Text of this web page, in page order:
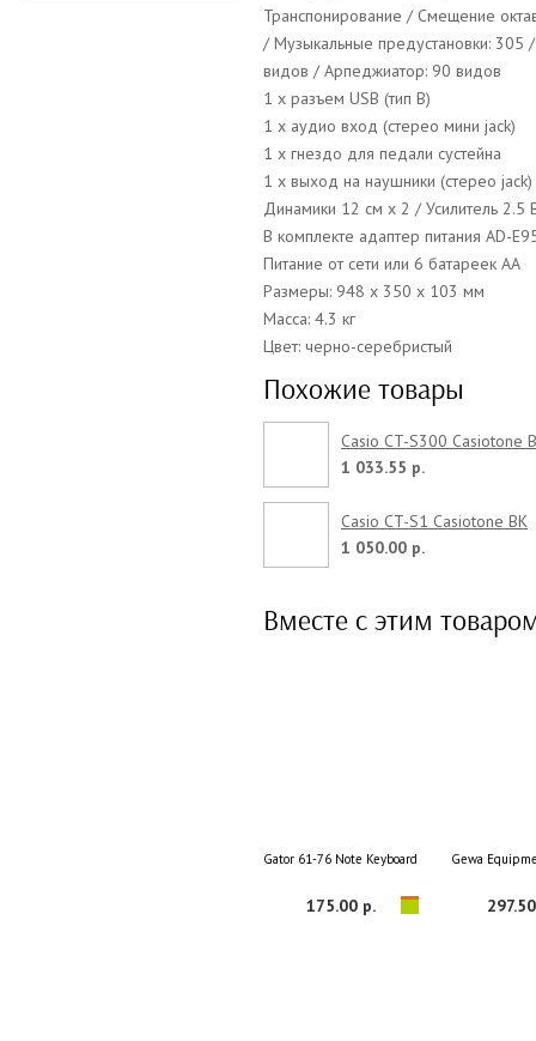
Транспонирование / Смещение
/Музыкальные предустановки: 305
видов /Арпеджиатор: 90 видов
1 x разъем USB (тип B)
1 x аудио вход (стерео мини jack)
1 x гнездо для педали сустейна
1 x выход на наушники (стерео jack)
Динамики 12 см x 2 / Усилитель 2.5
В комплекте адаптер питания AD-
Питание от сети или 6 батареек AA
Размеры: 948 x 350 x 103 мм
Масса: 4.3 кг
Цвет: черно-серебристый
Похожие товары
Casio CT-S300 Casiotone
1 033.55 р.
Casio CT-S1 Casiotone BK
1 050.00 р.
Вместе с этим
Gator 61-76 Note Keyboard Cover GKC-1540
175.00 р.
Gewa